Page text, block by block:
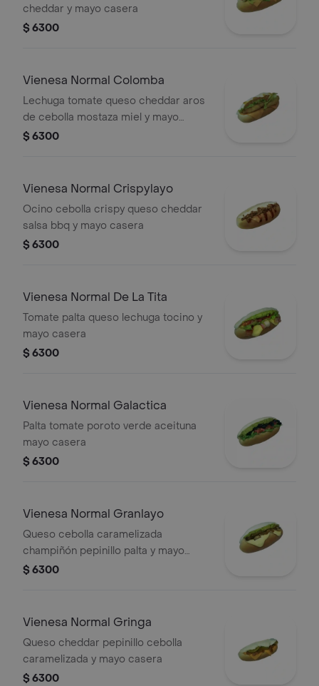
cheddar y mayo casera
$ 6300
Vienesa Normal Colomba
Lechuga tomate queso cheddar aros
de cebolla mostaza miel y mayo
casera
$ 6300
Vienesa Normal Crispylayo
Ocino cebolla crispy queso cheddar
salsa bbq y mayo casera
$ 6300
Vienesa Normal De La Tita
Tomate palta queso lechuga tocino y
mayo casera
$ 6300
Vienesa Normal Galactica
Palta tomate poroto verde aceituna
mayo casera
$ 6300
Vienesa Normal Granlayo
Queso cebolla caramelizada
champiñón pepinillo palta y mayo
casera
$ 6300
Vienesa Normal Gringa
Queso cheddar pepinillo cebolla
caramelizada y mayo casera
$ 6300